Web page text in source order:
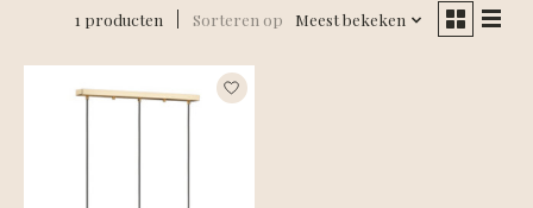
1 producten Sorteren op Meest bekeken